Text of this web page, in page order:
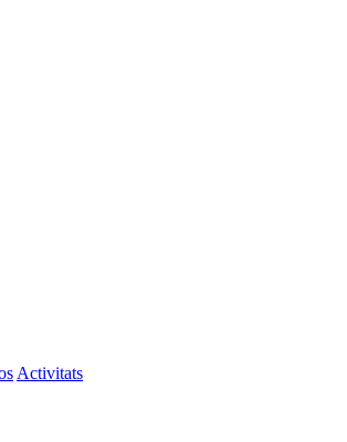
Activitats